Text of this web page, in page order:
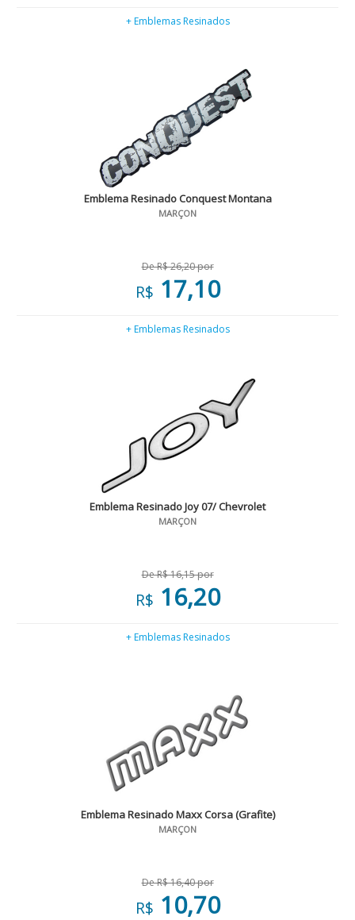
+ Emblemas Resinados
Emblema Resinado Conquest Montana
MARÇON
De R$ 26,20 por
R$ 17,10
+ Emblemas Resinados
Emblema Resinado Joy 07/ Chevrolet
MARÇON
De R$ 16,15 por
R$ 16,20
+ Emblemas Resinados
Emblema Resinado Maxx Corsa (Grafite)
MARÇON
De R$ 16,40 por
R$ 10,70